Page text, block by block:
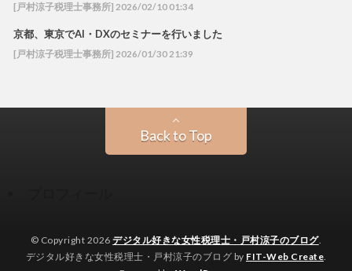
[戸村涼子税理士事務所] 2026/02/10 01:34
京都、東京でAI・DXのセミナーを行いました
[戸村涼子税理士事務所] 2026/01/30 21:39
Back to Top
© Copyright 2026デジタル好きな女性税理士・戸村涼子のブログ.
デジタル好きな女性税理士・戸村涼子のブログ by FIT-Web Create.